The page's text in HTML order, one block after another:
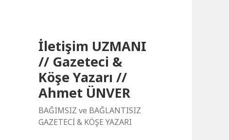
İletişim UZMANI
// Gazeteci &
Köşe Yazarı //
Ahmet ÜNVER
BAĞIMSIZ ve BAĞLANTISIZ
GAZETECİ & KÖŞE YAZARI